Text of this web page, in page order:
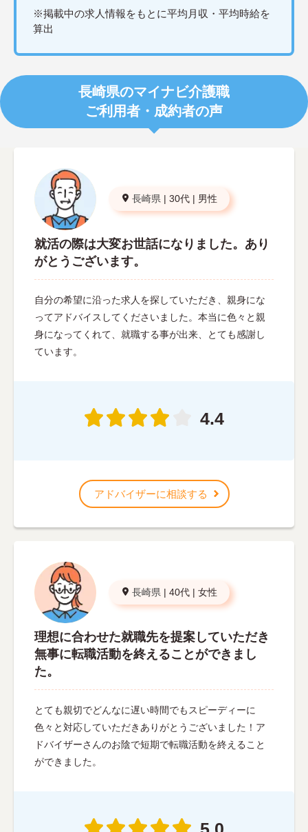
※掲載中の求人情報をもとに平均月収・平均時給を
算出
長崎県のマイナビ介護職
ご利用者・成約者の声
長崎県 | 30代 | 男性
就活の際は大変お世話になりました。あり
がとうございます。
自分の希望に沿った求人を探していただき、親身にな
ってアドバイスしてくださいました。本当に色々と親
身になってくれて、就職する事が出来、とても感謝し
ています。
4.4
アドバイザーに相談する
長崎県 | 40代 | 女性
理想に合わせた就職先を提案していただき
無事に転職活動を終えることができまし
た。
とても親切でどんなに遅い時間でもスピーディーに
色々と対応していただきありがとうございました！ア
ドバイザーさんのお陰で短期で転職活動を終えること
ができました。